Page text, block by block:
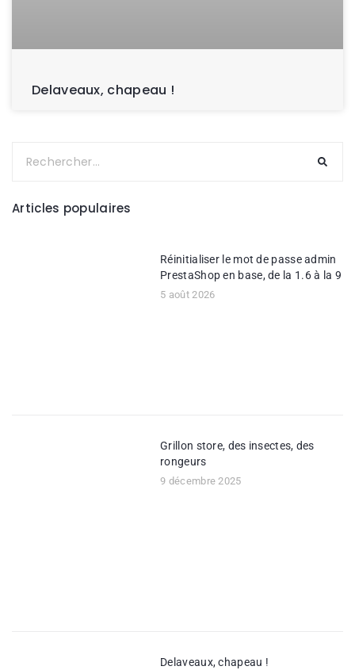
Delaveaux, chapeau !
Articles populaires
Réinitialiser le mot de passe admin
PrestaShop en base, de la 1.6 à la 9
5 août 2026
Grillon store, des insectes, des
rongeurs
9 décembre 2025
Delaveaux, chapeau !